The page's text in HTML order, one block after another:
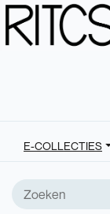
E-COLLECTIES